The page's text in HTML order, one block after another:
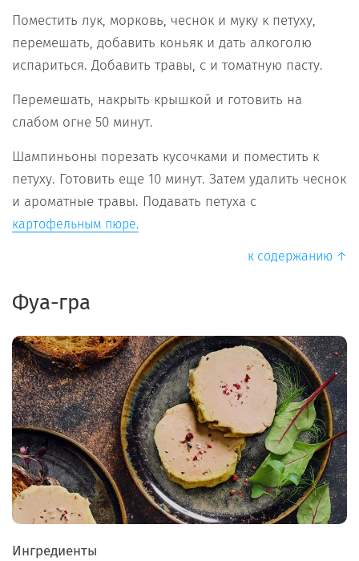
Поместить лук, морковь, чеснок и муку к петуху,
перемешать, добавить коньяк и дать алкоголю
испариться. Добавить травы, с и томатную пасту.
Перемешать, накрыть крышкой и готовить на
слабом огне 50 минут.
Шампиньоны порезать кусочками и поместить к
петуху. Готовить еще 10 минут. Затем удалить чеснок
и ароматные травы. Подавать петуха с
картофельным пюре.
к содержанию ↑
Фуа-гра
Ингредиенты